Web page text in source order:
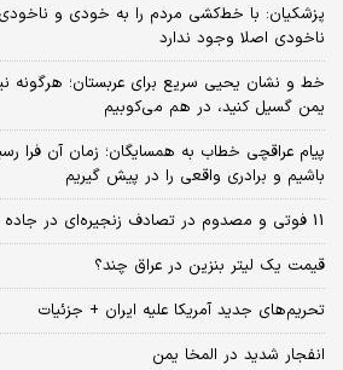
پزشکیان: با خط‌کشی مردم را به خودی و
ناخودی اصلا وجود ندارد
خط و نشان یحیی سریع برای عربستان؛ هرگونه
یمن گسیل کنید، در هم می‌کوبیم
پیام عراقچی خطاب به همسایگان؛ زمان آن فرا
باشیم و برادری واقعی را در پیش گیریم
11 فوتی و مصدوم در تصادف زنجیره‌ای در جاده سلماس - ارومیه + جزئیات
قیمت یک لیتر بنزین در عراق چند؟
تحریم‌های جدید آمریکا علیه ایران + جزئیات
انفجار شدید در المخا یمن